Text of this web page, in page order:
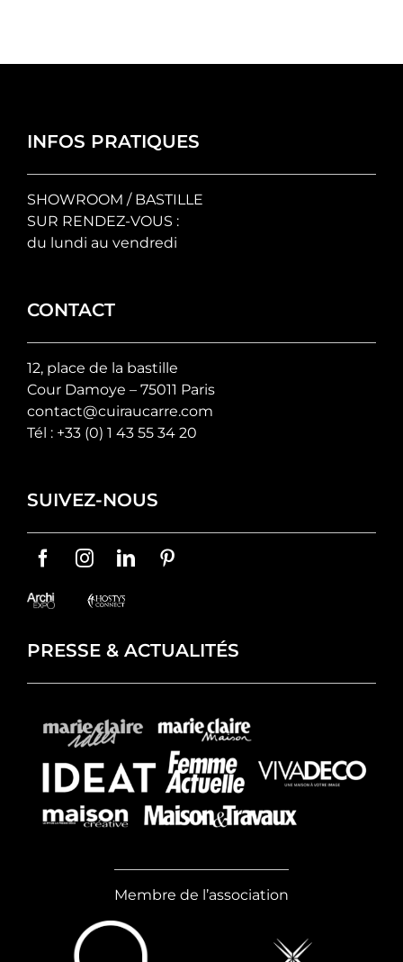
INFOS PRATIQUES
SHOWROOM / BASTILLE
SUR RENDEZ-VOUS :
du lundi au vendredi
CONTACT
12, place de la bastille
Cour Damoye – 75011 Paris
contact@cuiraucarre.com
Tél : +33 (0) 1 43 55 34 20
SUIVEZ-NOUS
PRESSE & ACTUALITÉS
Membre de l’association